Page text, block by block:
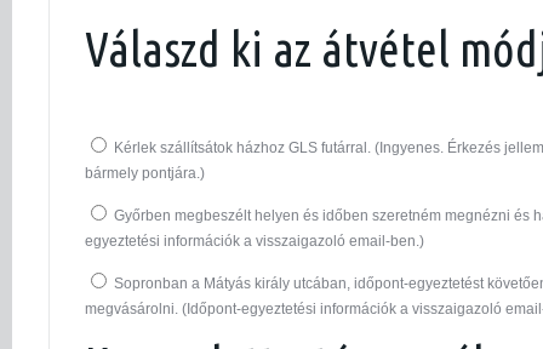
Válaszd ki az átvétel
Kérlek szállítsátok házhoz GLS futárral. (Ingyenes. Érkezés
bármely pontjára.)
Győrben megbeszélt helyen és időben szeretném megnézni és
egyeztetési információk a visszaigazoló email-ben.)
Sopronban a Mátyás király utcában, időpont-egyeztetést
megvásárolni. (Időpont-egyeztetési információk a visszaigazoló